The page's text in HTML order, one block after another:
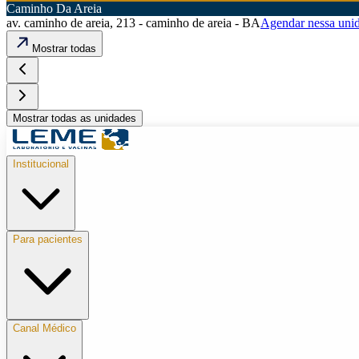
Caminho Da Areia
av. caminho de areia, 213 - caminho de areia - BAAgendar nessa
Mostrar todas
Mostrar todas as unidades
Institucional
Para pacientes
Canal Médico